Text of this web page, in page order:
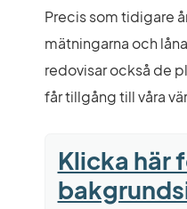
Precis som tidigare
mätningarna och
redovisar också de
får tillgång till våra
Klicka här